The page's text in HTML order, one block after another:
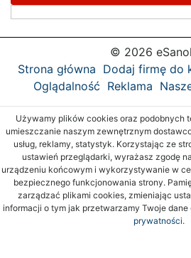
© 2026
Strona główna Dodaj firmę do
Oglądalność Reklama
Używamy plików cookies oraz podobnych
umieszczanie naszym zewnętrznym
usług, reklamy, statystyk. Korzystając ze
ustawień przeglądarki, wyrażasz zgodę
urządzeniu końcowym i wykorzystywanie w
bezpiecznego funkcjonowania strony.
zarządzać plikami cookies, zmieniając
informacji o tym jak przetwarzamy Twoje
prywatności.